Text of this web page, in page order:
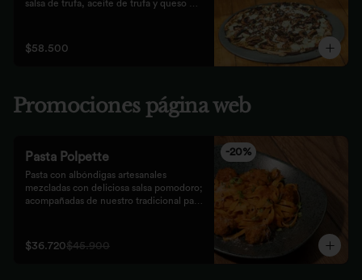
salsa de trufa, aceite de trufa y queso
$58.500
Promociones página web
-20%
Pasta Polpette
Pasta con albóndigas artesanales
mezcladas con deliciosa salsa pomodoro;
acompañadas de nuestro tradicional pan
$36.720$45.900